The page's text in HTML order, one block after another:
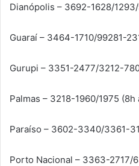
Dianópolis – 3692-1628/
Guaraí – 3464-1710/99281-
Gurupi – 3351-2477/3212-
Palmas – 3218-1960/1975 (8h
Paraíso – 3602-3340/3361-
Porto Nacional – 3363-2717/